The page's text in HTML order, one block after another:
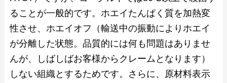
ることが一般的です。ホエイたんぱく質を加熱変
性させ、ホエイオフ（輸送中の振動によりホエイ
が分離した状態。品質的には何も問題はありませ
んが、しばしばお客様からクレームとなります）
しない組織とするためです。さらに、原材料表示